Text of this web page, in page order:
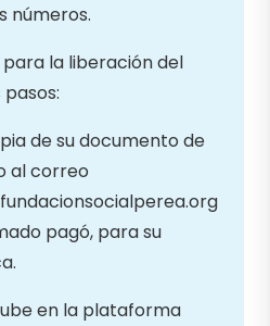
números.
la liberación del
de su documento de
al correo
pagó, para su
en la plataforma